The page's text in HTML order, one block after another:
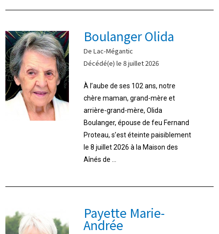
Boulanger Olida
De Lac-Mégantic
Décédé(e) le 8 juillet 2026
À l’aube de ses 102 ans, notre
chère maman, grand-mère et
arrière-grand-mère, Olida
Boulanger, épouse de feu Fernand
Proteau, s’est éteinte paisiblement
le 8 juillet 2026 à la Maison des
Aînés de ...
Payette Marie-
Andrée